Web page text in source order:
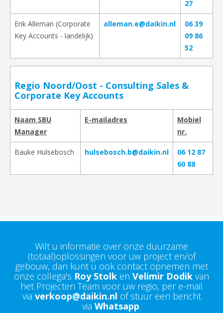
27
Erik Alleman (Corporate
Key Accounts - landelijk)
alleman.e@daikin.nl
06 39
09 86
52
Regio Noord/Oost - Consulting Sales &
Corporate Key Accounts
Naam SBU
Manager
E-mailadres
Mobiel
nr.
Bauke Hulsebosch hulsebosch.b@daikin.nl
06 12 87
60 88
Wilt u informatie over onze duurzame
(totaal)oplossingen voor uw project en/of
gebouw, dan kunt u ook contact opnemen met
onze collega's Roy Stolk en Velimir Dodik van
het Projecten Team voor uw regio, per e-mail
via verkoop@daikin.nl of stuur een bericht
via Whatsapp.